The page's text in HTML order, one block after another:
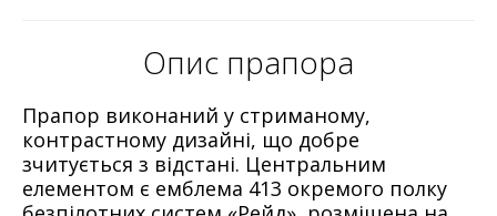
Опис прапора
Прапор виконаний у стриманому,
контрастному дизайні, що добре
зчитується з відстані. Центральним
елементом є емблема 413 окремого полку